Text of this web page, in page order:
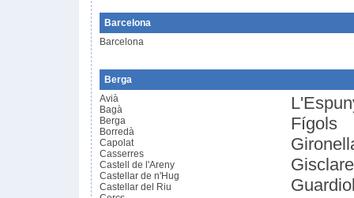
Barcelona
Barcelona
Berga
Avià
Bagà
Berga
Borredà
Capolat
Casserres
Castell de l'Areny
Castellar de n'Hug
Castellar del Riu
Fígols